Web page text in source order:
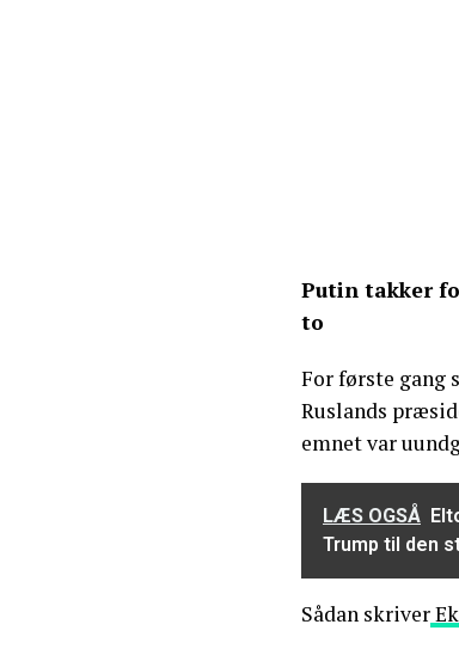
Putin takker
to
For første gang
Ruslands
emnet var
LÆS OGSÅ
Trump til den
Sådan skriver